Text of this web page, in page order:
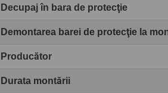
Decupaj în bara de protecţie
Demontarea barei de protecţie la
Producător
Durata montării